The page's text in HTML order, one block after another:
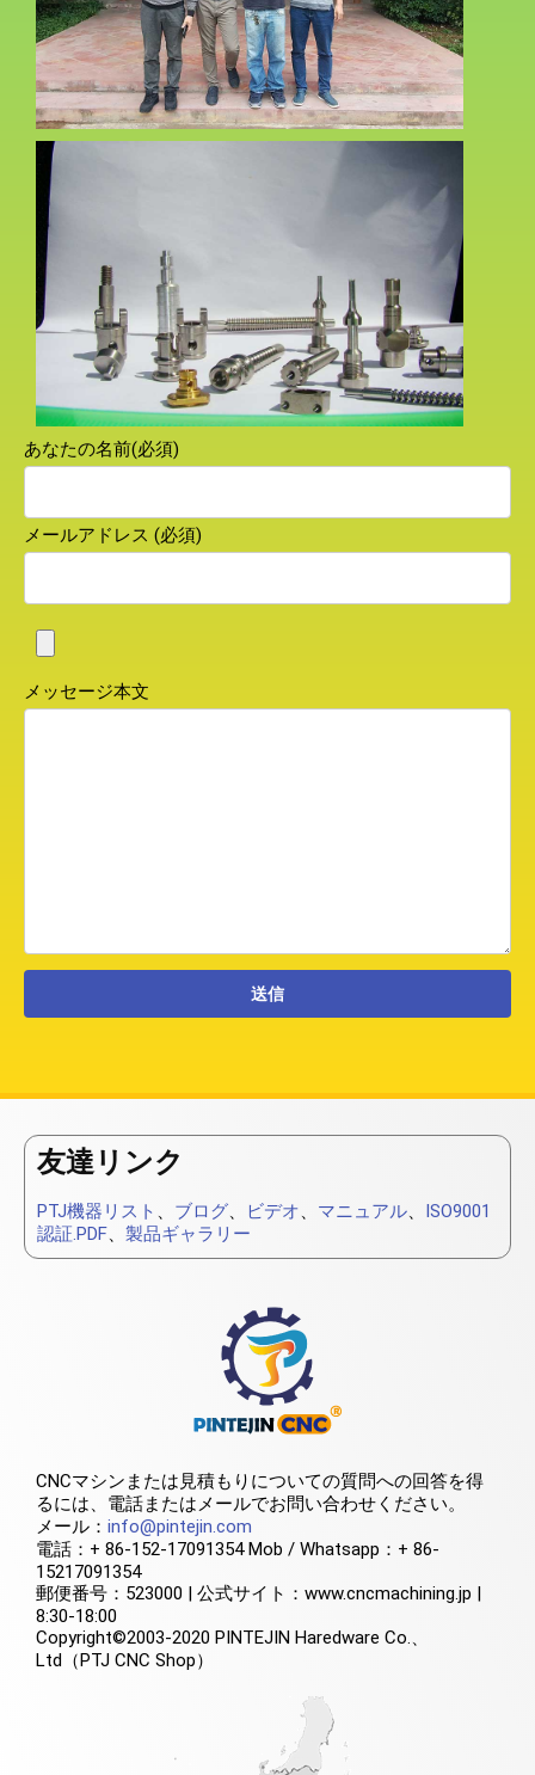
あなたの名前(必須)
メールアドレス (必須)
メッセージ本文
友達リンク
PTJ機器リスト 、 ブログ、 ビデオ、 マニュアル、 ISO9001
認証.PDF、 製品ギャラリー
CNCマシンまたは見積もりについての質問への回答を得
るには、電話またはメールでお問い合わせください。
メール： info@pintejin.com
電話：+ 86-152-17091354 Mob / Whatsapp：+ 86-
15217091354
郵便番号：523000 | 公式サイト：www.cncmachining.jp |
8:30-18:00
Copyright©2003-2020 PINTEJIN Haredware Co.、
Ltd（PTJ CNC Shop）